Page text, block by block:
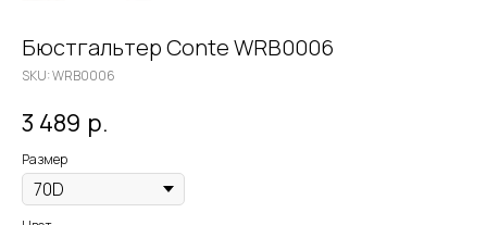
Бюстгальтер Conte WRB0006
SKU:WRB0006
3 489 р.
Размер